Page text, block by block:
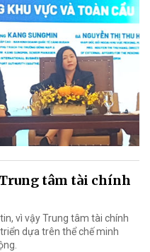
tâm tài chính
vì vậy Trung tâm tài chính
dựa trên thể chế minh